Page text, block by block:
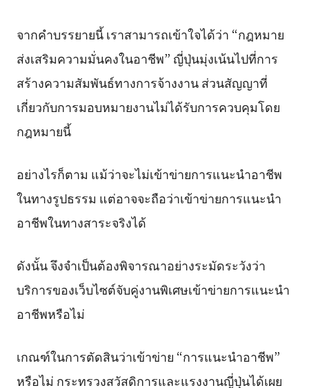
จากคำบรรยายนี้ เราสามารถเข้าใจได้ว่า “กฎหมาย
ส่งเสริมความมั่นคงในอาชีพ” ญี่ปุ่นมุ่งเน้นไปที่การ
สร้างความสัมพันธ์ทางการจ้างงาน ส่วนสัญญาที่
เกี่ยวกับการมอบหมายงานไม่ได้รับการควบคุมโดย
กฎหมายนี้
อย่างไรก็ตาม แม้ว่าจะไม่เข้าข่ายการแนะนำอาชีพ
ในทางรูปธรรม แต่อาจจะถือว่าเข้าข่ายการแนะนำ
อาชีพในทางสาระจริงได้
ดังนั้น จึงจำเป็นต้องพิจารณาอย่างระมัดระวังว่า
บริการของเว็บไซต์จับคู่งานพิเศษเข้าข่ายการแนะนำ
อาชีพหรือไม่
เกณฑ์ในการตัดสินว่าเข้าข่าย “การแนะนำอาชีพ”
หรือไม่ กระทรวงสวัสดิการและแรงงานญี่ปุ่นได้เผย